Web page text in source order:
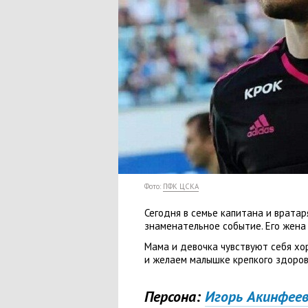
Фото: ПФК ЦСКА
Сегодня в семье капитана и
знаменательное событие. Его
Мама и девочка чувствуют себя
и желаем малышке крепкого
Персона: Игорь Акинфеев